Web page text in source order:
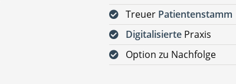
Treuer Patientenstamm
Digitalisierte Praxis
Option zu Nachfolge